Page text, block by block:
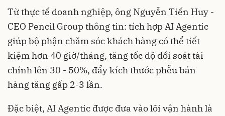
Từ thực tế doanh nghiệp, ông Nguyễn Tiến Huy -
CEO Pencil Group thông tin: tích hợp AI Agentic
giúp bộ phận chăm sóc khách hàng có thể tiết
kiệm hơn 40 giờ/tháng, tăng tốc độ đối soát tài
chính lên 30 - 50%, đẩy kích thước phễu bán
hàng tăng gấp 2-3 lần.
Đặc biệt, AI Agentic được đưa vào lõi vận hành là